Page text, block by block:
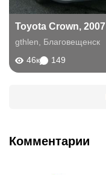
Toyota Crown, 2007
gthlen
Благовещенск
46к
149
Комментарии